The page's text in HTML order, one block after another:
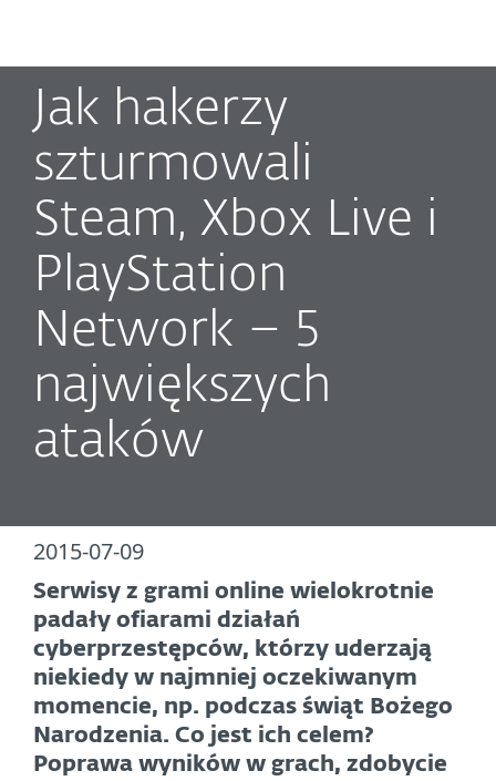
Jak hakerzy
szturmowali
Steam, Xbox Live i
PlayStation
Network – 5
największych
ataków
2015-07-09
Serwisy z grami online wielokrotnie
padały ofiarami działań
cyberprzestępców, którzy uderzają
niekiedy w najmniej oczekiwanym
momencie, np. podczas świąt Bożego
Narodzenia. Co jest ich celem?
Poprawa wyników w grach, zdobycie